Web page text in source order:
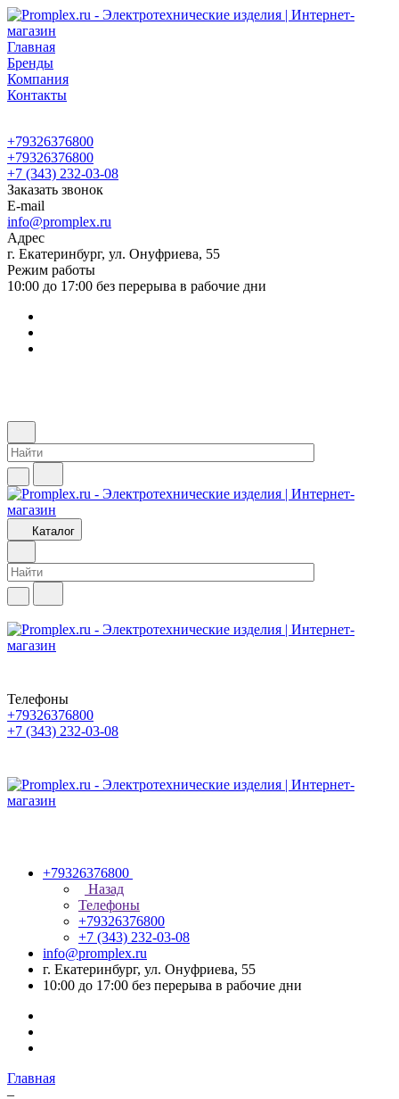
Главная
Бренды
Компания
Контакты
+79326376800
+79326376800
+7 (343) 232-03-08
Заказать звонок
E-mail
info@promplex.ru
Адрес
г. Екатеринбург, ул. Онуфриева, 55
Режим работы
10:00 до 17:00 без перерыва в рабочие дни
Каталог
Телефоны
+79326376800
+7 (343) 232-03-08
+79326376800
Назад
Телефоны
+79326376800
+7 (343) 232-03-08
info@promplex.ru
г. Екатеринбург, ул. Онуфриева, 55
10:00 до 17:00 без перерыва в рабочие дни
Главная
–